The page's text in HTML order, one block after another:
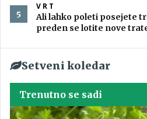
VRT
Ali lahko poleti posejete
preden se lotite nove
Setveni koledar
Trenutno se sadi